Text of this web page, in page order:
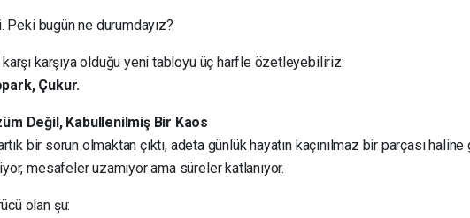
Peki bugün ne durumdayız?
karşı karşıya olduğu yeni tabloyu üç harfle özetleyebiliriz:
Çukur.
Değil, Kabullenilmiş Bir Kaos
bir sorun olmaktan çıktı, adeta günlük hayatın kaçınılmaz bir parçası haline
mesafeler uzamıyor ama süreler katlanıyor.
olan şu: